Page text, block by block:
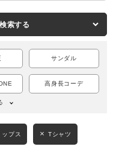
索
索する
サンダル
高身長コーデ
ップス Tシャツ